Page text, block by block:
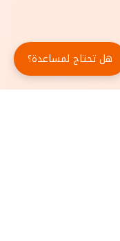
هل تحتاج لمساعدة؟